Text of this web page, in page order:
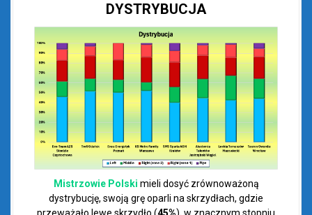
DYSTRYBUCJA
Mistrzowie Polski mieli dosyć zrównoważoną
dystrybucję, swoją grę oparli na skrzydłach, gdzie